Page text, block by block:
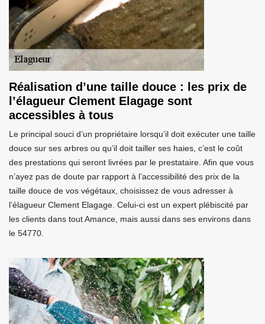
Réalisation d’une taille douce : les prix de
l’élagueur Clement Elagage sont
accessibles à tous
Le principal souci d’un propriétaire lorsqu’il doit exécuter une taille
douce sur ses arbres ou qu’il doit tailler ses haies, c’est le coût
des prestations qui seront livrées par le prestataire. Afin que vous
n’ayez pas de doute par rapport à l’accessibilité des prix de la
taille douce de vos végétaux, choisissez de vous adresser à
l’élagueur Clement Elagage. Celui-ci est un expert plébiscité par
les clients dans tout Amance, mais aussi dans ses environs dans
le 54770.